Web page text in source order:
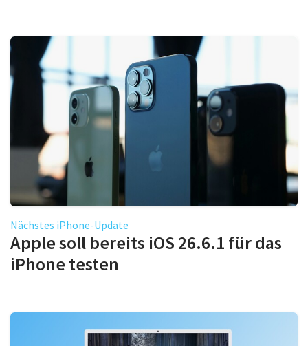
Nächstes iPhone-Update
Apple soll bereits iOS 26.6.1 für das
iPhone testen